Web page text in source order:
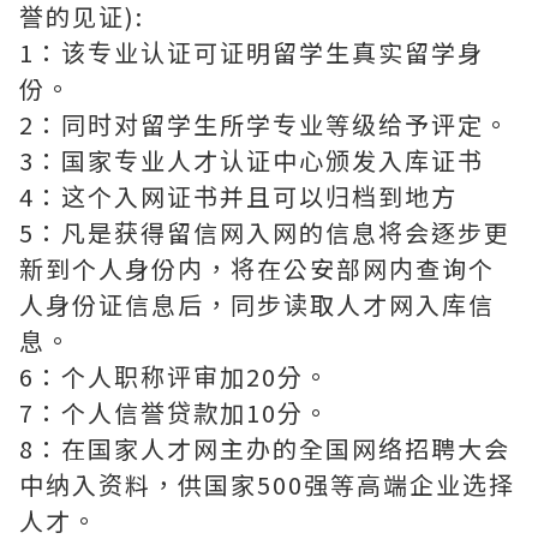
誉的见证):
1：该专业认证可证明留学生真实留学身
份。
2：同时对留学生所学专业等级给予评定。
3：国家专业人才认证中心颁发入库证书
4：这个入网证书并且可以归档到地方
5：凡是获得留信网入网的信息将会逐步更
新到个人身份内，将在公安部网内查询个
人身份证信息后，同步读取人才网入库信
息。
6：个人职称评审加20分。
7：个人信誉贷款加10分。
8：在国家人才网主办的全国网络招聘大会
中纳入资料，供国家500强等高端企业选择
人才。